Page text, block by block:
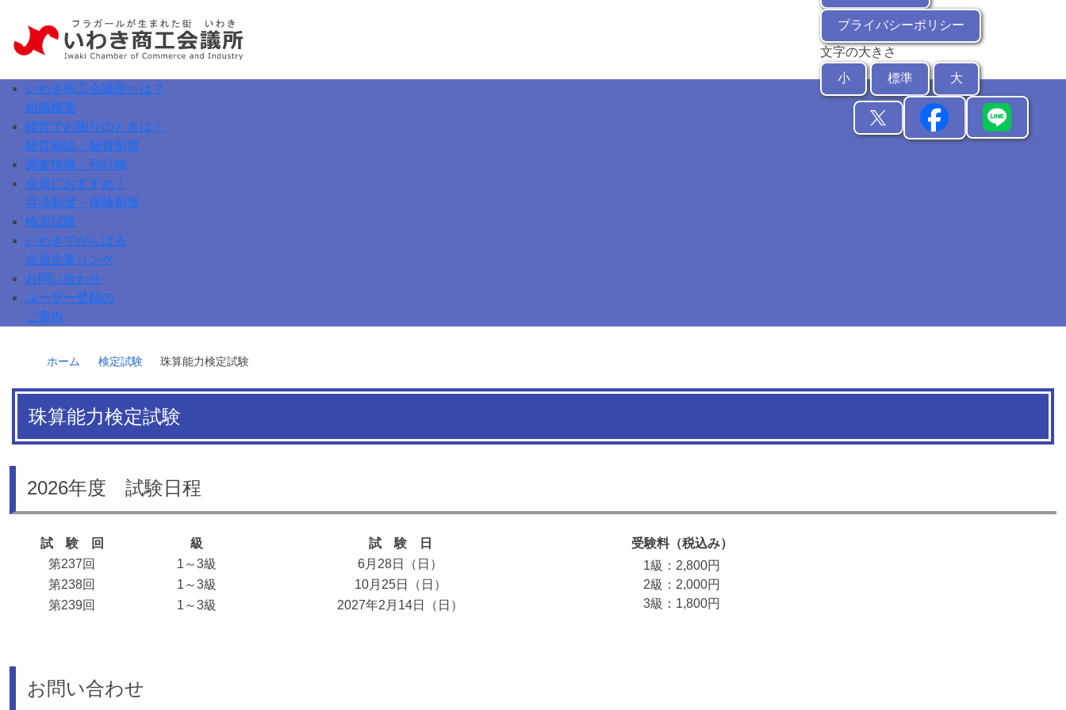
プライバシーポリシー
文字の大きさ
小
標準 大
いわき商工会議所とは？
組織概要
いわき商工会議所とは？
入会案内
関係機関リンク
経営でお困りのときは！
経営相談・融資制度
経営発達支援計画
マル経融資
倒産防止「経営安定特別相談室」
専門家窓口相談・派遣制度
エキスパートバンク
いわきものづくり支援
企業向け加工食品放射性物質測定
消費税転嫁相談窓口
中小企業支援機関リンク
いわき市平商店会連合会
調査情報・刊行物
会員におすすめ！
共済制度・保険制度
検定試験
日商簿記検定試験
珠算能力検定試験
検定試験合格者発表
いわきでがんばる
会員企業リンク
お問い合わせ
ユーザー登録の
ご案内
ログイン
ユーザー登録情報
ログアウト
ホーム 検定試験 珠算能力検定試験
珠算能力検定試験
2026年度 試験日程
試 験 回 級 試 験 日
受験料（税込み）
第237回
1～3級 6月28日（日）
1級：2,800円
2級：2,000円
3級：1,800円
第238回 1～3級
10月25日（日）
第239回
1～3級 2027年2月14日（日）
お問い合わせ